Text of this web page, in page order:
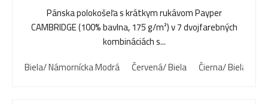
Pánska polokošeľa s krátkym rukávom Payper
CAMBRIDGE (100% bavlna, 175 g/m²) v 7 dvojfarebných
kombináciách s...
Biela/ Námornícka Modrá
Červená/ Biela Čierna/ Biela